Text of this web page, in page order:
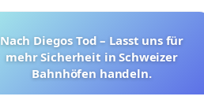
Nach Diegos Tod – Lasst uns für
mehr Sicherheit in Schweizer
Bahnhöfen handeln.